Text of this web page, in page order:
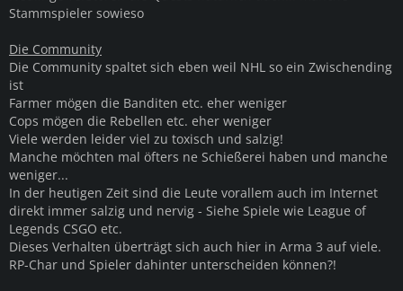
Stammspieler sowieso
Die Community
Die Community spaltet sich eben weil NHL so ein Zwischending
ist
Farmer mögen die Banditen etc. eher weniger
Cops mögen die Rebellen etc. eher weniger
Viele werden leider viel zu toxisch und salzig!
Manche möchten mal öfters ne Schießerei haben und manche
weniger...
In der heutigen Zeit sind die Leute vorallem auch im Internet
direkt immer salzig und nervig - Siehe Spiele wie League of
Legends CSGO etc.
Dieses Verhalten überträgt sich auch hier in Arma 3 auf viele.
RP-Char und Spieler dahinter unterscheiden können?!